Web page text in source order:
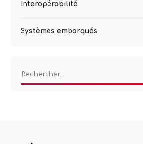
Interopérabilité
Systèmes embarqués
Rechercher :